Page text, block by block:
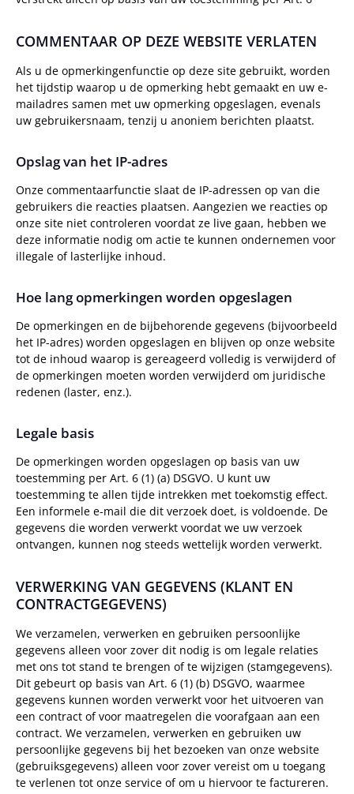
COMMENTAAR OP DEZE WEBSITE VERLATEN
Als u de opmerkingenfunctie op deze site gebruikt, worden
het tijdstip waarop u de opmerking hebt gemaakt en uw e-
mailadres samen met uw opmerking opgeslagen, evenals
uw gebruikersnaam, tenzij u anoniem berichten plaatst.
Opslag van het IP-adres
Onze commentaarfunctie slaat de IP-adressen op van die
gebruikers die reacties plaatsen. Aangezien we reacties op
onze site niet controleren voordat ze live gaan, hebben we
deze informatie nodig om actie te kunnen ondernemen voor
illegale of lasterlijke inhoud.
Hoe lang opmerkingen worden opgeslagen
De opmerkingen en de bijbehorende gegevens (bijvoorbeeld
het IP-adres) worden opgeslagen en blijven op onze website
tot de inhoud waarop is gereageerd volledig is verwijderd of
de opmerkingen moeten worden verwijderd om juridische
redenen (laster, enz.).
Legale basis
De opmerkingen worden opgeslagen op basis van uw
toestemming per Art. 6 (1) (a) DSGVO. U kunt uw
toestemming te allen tijde intrekken met toekomstig effect.
Een informele e-mail die dit verzoek doet, is voldoende. De
gegevens die worden verwerkt voordat we uw verzoek
ontvangen, kunnen nog steeds wettelijk worden verwerkt.
VERWERKING VAN GEGEVENS (KLANT EN
CONTRACTGEGEVENS)
We verzamelen, verwerken en gebruiken persoonlijke
gegevens alleen voor zover dit nodig is om legale relaties
met ons tot stand te brengen of te wijzigen (stamgegevens).
Dit gebeurt op basis van Art. 6 (1) (b) DSGVO, waarmee
gegevens kunnen worden verwerkt voor het uitvoeren van
een contract of voor maatregelen die voorafgaan aan een
contract. We verzamelen, verwerken en gebruiken uw
persoonlijke gegevens bij het bezoeken van onze website
(gebruiksgegevens) alleen voor zover vereist om u toegang
te verlenen tot onze service of om u hiervoor te factureren.